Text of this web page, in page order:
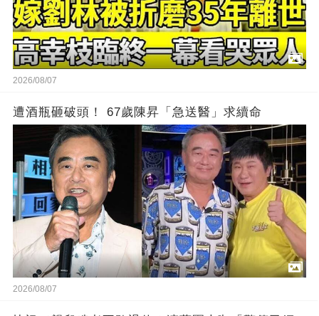
2026/08/07
遭酒瓶砸破頭！ 67歲陳昇「急送醫」求續命
2026/08/07